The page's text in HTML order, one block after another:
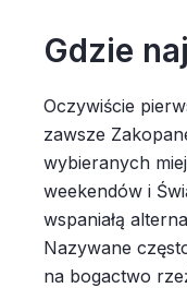
Gdzie
Oczywiście
zawsze
wybieranych
weekendów i
wspaniałą
Nazywane
na bogactwo